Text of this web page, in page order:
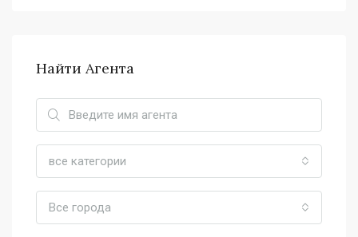
Найти Агента
все категории
Все города